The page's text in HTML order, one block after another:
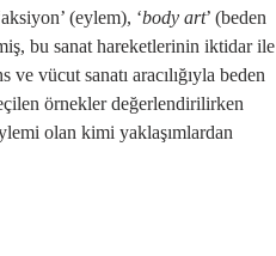
(eylem), ‘body art’ (beden
bu sanat hareketlerinin iktidar ile
vücut sanatı aracılığıyla beden
örnekler değerlendirilirken
olan kimi yaklaşımlardan